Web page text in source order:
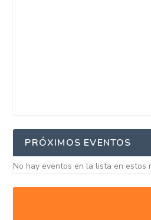
PRÓXIMOS EVENTOS
No hay eventos en la lista en estos